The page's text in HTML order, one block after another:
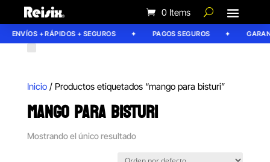
0 Items
ENVÍOS + RÁPIDOS + SEGUROS PAGOS SEGUROS
Inicio/ Productos etiquetados “mango para bisturi”
MANGO PARA BISTURI
Mostrando el único resultado